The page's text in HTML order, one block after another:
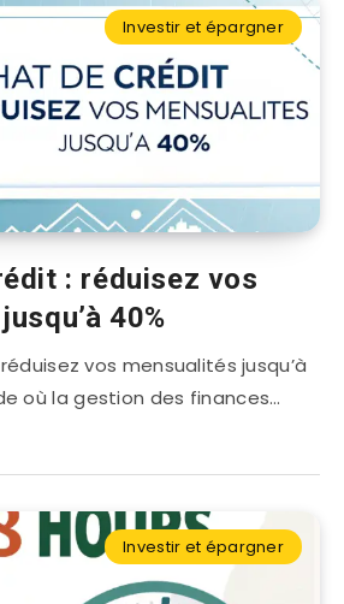
Investir et épargner
: réduisez vos
40%
vos mensualités jusqu’à
où la gestion des finances…
Investir et épargner